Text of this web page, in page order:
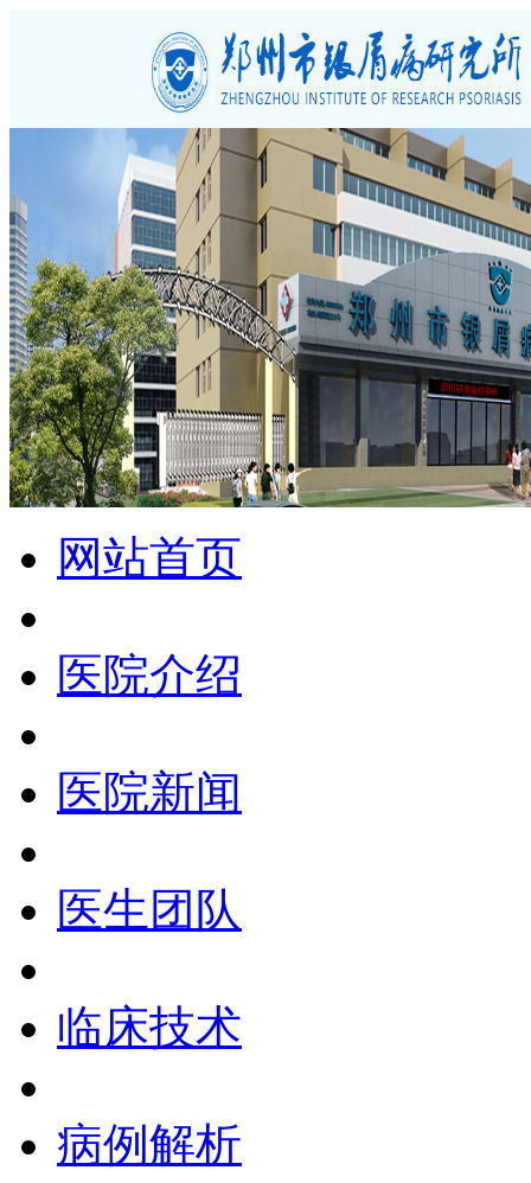
网站首页
医院介绍
医院新闻
医生团队
临床技术
病例解析